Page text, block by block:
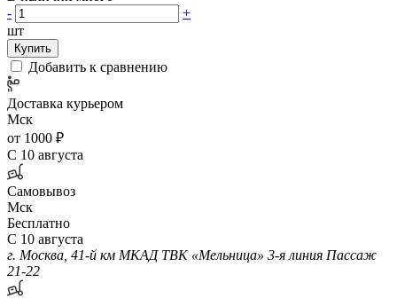
-
+
шт
Купить
Добавить к сравнению
Доставка курьером
Мск
от 1000 ₽
С 10 августа
Самовывоз
Мск
Бесплатно
С 10 августа
г. Москва, 41-й км МКАД ТВК «Мельница» 3-я линия Пассаж
21-22